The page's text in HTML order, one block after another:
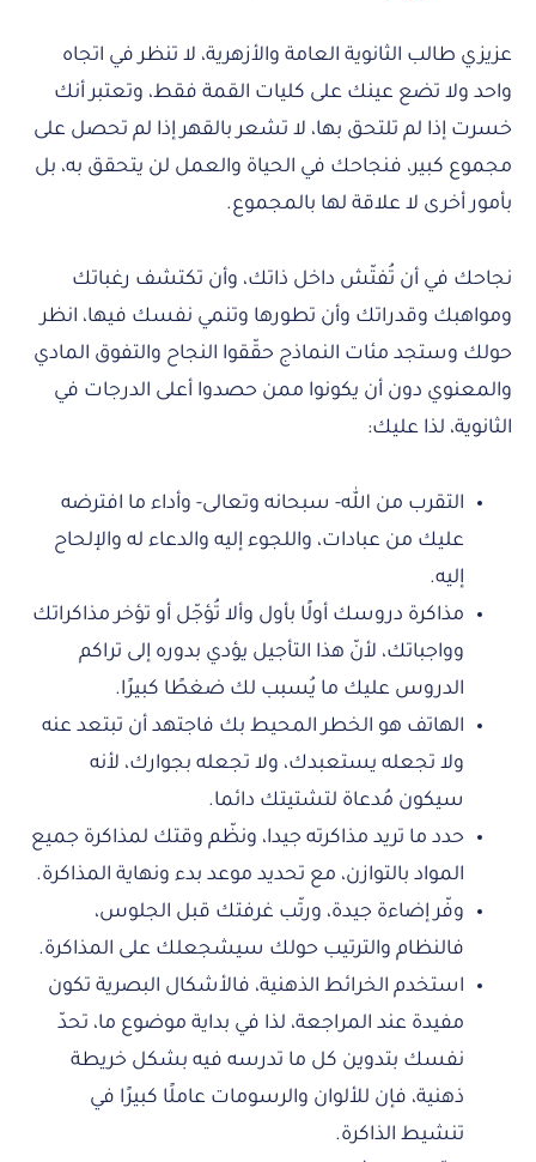
عزيزي طالب الثانوية العامة والأزهرية، لا تنظر في اتجاه
واحد ولا تضع عينك على كليات القمة فقط، وتعتبر أنك
خسرت إذا لم تلتحق بها، لا تشعر بالقهر إذا لم تحصل على
مجموع كبير، فنجاحك في الحياة والعمل لن يتحقق به، بل
بأمور أخرى لا علاقة لها بالمجموع.
نجاحك في أن تُفتّش داخل ذاتك، وأن تكتشف رغباتك
ومواهبك وقدراتك وأن تطورها وتنمي نفسك فيها، انظر
حولك وستجد مئات النماذج حقّقوا النجاح والتفوق المادي
والمعنوي دون أن يكونوا ممن حصدوا أعلى الدرجات في
الثانوية، لذا عليك:
التقرب من الله- سبحانه وتعالى- وأداء ما افترضه
عليك من عبادات، واللجوء إليه والدعاء له والإلحاح
إليه.
مذاكرة دروسك أولًا بأول وألا تُؤجّل أو تؤخر مذاكراتك
وواجباتك، لأنّ هذا التأجيل يؤدي بدوره إلى تراكم
الدروس عليك ما يُسبب لك ضغطًا كبيرًا.
الهاتف هو الخطر المحيط بك فاجتهد أن تبتعد عنه
ولا تجعله يستعبدك، ولا تجعله بجوارك، لأنه
سيكون مُدعاة لتشتيتك دائما.
حدد ما تريد مذاكرته جيدا، ونظّم وقتك لمذاكرة جميع
المواد بالتوازن، مع تحديد موعد بدء ونهاية المذاكرة.
وفّر إضاءة جيدة، ورتّب غرفتك قبل الجلوس،
فالنظام والترتيب حولك سيشجعلك على المذاكرة.
استخدم الخرائط الذهنية، فالأشكال البصرية تكون
مفيدة عند المراجعة، لذا في بداية موضوع ما، تحدّ
نفسك بتدوين كل ما تدرسه فيه بشكل خريطة
ذهنية، فإن للألوان والرسومات عاملًا كبيرًا في
تنشيط الذاكرة.